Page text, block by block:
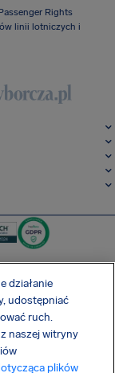
Rights
linii lotniczych i
działanie
udostępniać
ruch.
naszej witryny
plików